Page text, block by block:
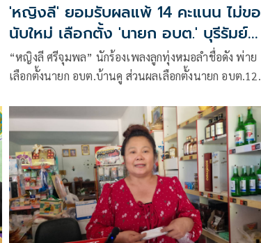
'หญิงลี' ยอมรับผลแพ้ 14 คะแนน ไม่ขอ
นับใหม่ เลือกตั้ง 'นายก อบต.' บุรีรัมย์
แชมป์เก่าเข้าวิน 74 คน หน้าใหม่ 54
“หญิงลี ศรีจุมพล” นักร้องเพลงลูกทุ่งหมอลำชื่อดัง พ่าย
เลือกตั้งนายก อบต.บ้านคู ส่วนผลเลือกตั้งนายก อบต
54 คน ส่วนที่ อบต.ทุ่งวัง อ.สตึก ผู้สมัครนายกฯ แพ้โหวต
โน ต้องจัดเลือกตั้งใหม่ ขณะเลือก ส.อบต. 133 แห่ง ส่วน
ใหญ่หน้าเดิมเข้ามาล้วนอยู่กลุ่มนายกฯ